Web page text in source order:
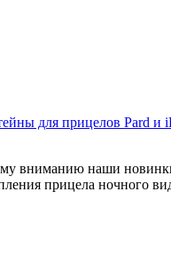
для прицелов Pard и
вниманию наши
прицела ночного